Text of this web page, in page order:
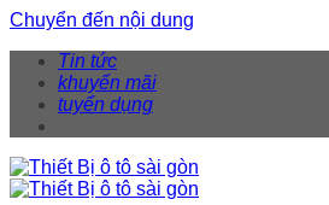
Chuyển đến nội dung
Tin tức
khuyến mãi
tuyển dụng